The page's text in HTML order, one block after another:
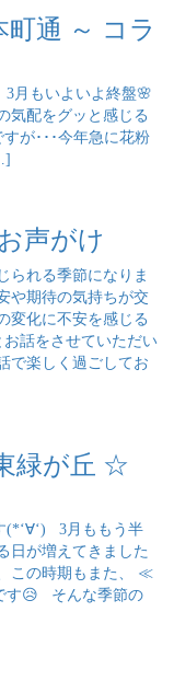
町通 ～ コラ
月もいよいよ終盤🌸
気配をグッと感じる
が･･･今年急に花粉
声がけ
られる季節になりま
や期待の気持ちが交
変化に不安を感じる
話をさせていただい
で楽しく過ごしてお
緑が丘 ☆
(*‘∀‘) 3月ももう半
日が増えてきました
この時期もまた、 ≪
す😥 そんな季節の